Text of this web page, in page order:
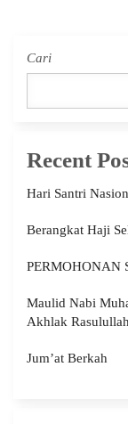
Cari
Recent
Hari Santri
Berangkat Haji
PERMOHONAN
Maulid Nabi
Akhlak Rasulullah
Jum’at Berkah